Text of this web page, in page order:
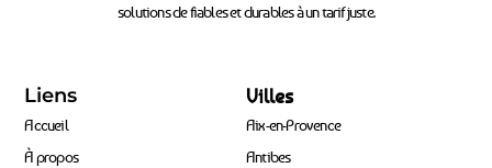
solutions de fiables et durables à un tarif juste.
Liens
Accueil
À propos
Villes
Aix-en-Provence
Antibes